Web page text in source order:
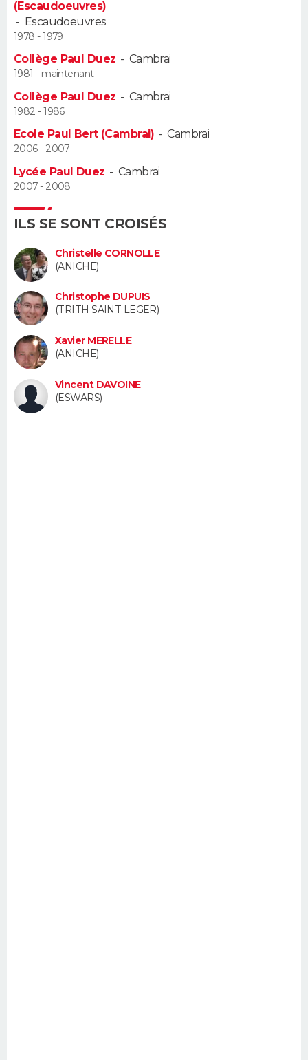
Alimentation
Guide de la santé
Maladies
Médicaments
Sommeil
VOYAGE
Destinations
City break
Voyage nature
Voyage de noces
Forum
Climat
+
PHOTO
GUIDES D'ACHAT
BONS PLANS
Carte de Noël
Carte Bonne année
Carte Saint-Valentin
Carte Pâques
Carte d'anniversaire
DICTIONNAIRE
Dictionnaire
Biographies
Citations
Expressions
Proverbes
PROGRAMME TV
COPAINS D'AVANT
S'inscrire
Se connecter
Lycées
Collèges
Primaires
Universités
Entreprises
Service militaire
Avis de recherche
FORUM
Bricolage
Lifestyle
Culture
Sport
Auto
Television
Voyage
Cinema
(Escaudoeuvres)
- Escaudoeuvres
1978 - 1979
Collège Paul Duez - Cambrai
1981 - maintenant
Collège Paul Duez - Cambrai
1982 - 1986
Ecole Paul Bert (Cambrai) -Cambrai
2006 - 2007
Lycée Paul Duez - Cambrai
2007 - 2008
ILS SE SONT CROISÉS
Christelle CORNOLLE
(ANICHE)
Christophe DUPUIS
(TRITH SAINT LEGER)
Xavier MERELLE
(ANICHE)
Vincent DAVOINE
(ESWARS)